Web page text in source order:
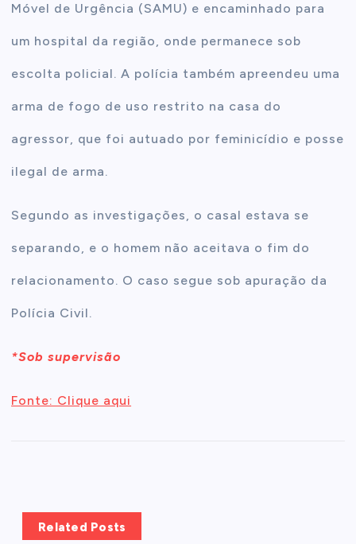
Móvel de Urgência (SAMU) e encaminhado para
um hospital da região, onde permanece sob
escolta policial. A polícia também apreendeu uma
arma de fogo de uso restrito na casa do
agressor, que foi autuado por feminicídio e posse
ilegal de arma.
Segundo as investigações, o casal estava se
separando, e o homem não aceitava o fim do
relacionamento. O caso segue sob apuração da
Polícia Civil.
*Sob supervisão
Fonte: Clique aqui
Related Posts